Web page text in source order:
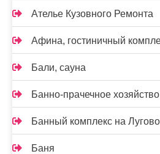
Ателье Кузовного Ремонта
Афина, гостиничный
Бали, сауна
Банно-прачечное
Банный комплекс на
Баня